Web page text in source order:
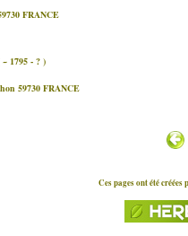
FRANCE
~ 1795 - ? )
59730 FRANCE
Ces pages ont été créées